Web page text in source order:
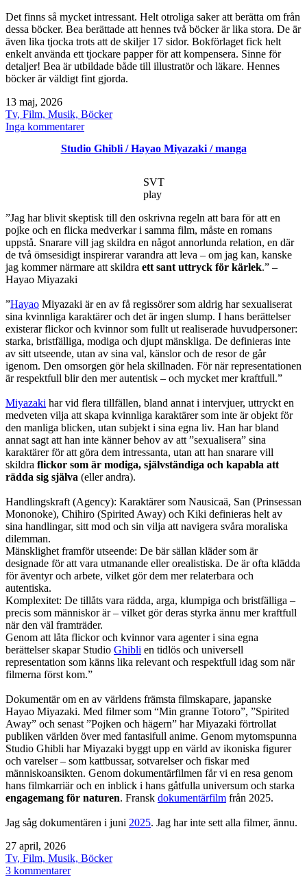
Det finns så mycket intressant. Helt otroliga saker att berätta om från
dessa böcker. Bea berättade att hennes två böcker är lika stora. De är
även lika tjocka trots att de skiljer 17 sidor. Bokförlaget fick helt
enkelt använda ett tjockare papper för att kompensera. Sinne för
detaljer! Bea är utbildade både till illustratör och läkare. Hennes
böcker är väldigt fint gjorda.
Publicerat
den
13 maj, 2026
Kategoriserat
som
Tv, Film, Musik, Böcker
Inga kommentarertill
och
Studio Ghibli / Hayao Miyazaki / manga
SVT
play
”Jag har blivit skeptisk till den oskrivna regeln att bara för att en
pojke och en flicka medverkar i samma film, måste en romans
uppstå. Snarare vill jag skildra en något annorlunda relation, en där
de två ömsesidigt inspirerar varandra att leva – om jag kan, kanske
jag kommer närmare att skildra ett sant uttryck för kärlek.” –
Hayao Miyazaki
”Hayao Miyazaki är en av få regissörer som aldrig har sexualiserat
sina kvinnliga karaktärer och det är ingen slump. I hans berättelser
existerar flickor och kvinnor som fullt ut realiserade huvudpersoner:
starka, bristfälliga, modiga och djupt mänskliga. De definieras inte
av sitt utseende, utan av sina val, känslor och de resor de går
igenom. Den omsorgen gör hela skillnaden. För när representationen
är respektfull blir den mer autentisk – och mycket mer kraftfull.”
Miyazaki har vid flera tillfällen, bland annat i intervjuer, uttryckt en
medveten vilja att skapa kvinnliga karaktärer som inte är objekt för
den manliga blicken, utan subjekt i sina egna liv. Han har bland
annat sagt att han inte känner behov av att ”sexualisera” sina
karaktärer för att göra dem intressanta, utan att han snarare vill
skildra flickor som är modiga, självständiga och kapabla att
rädda sig själva (eller andra).
Handlingskraft (Agency): Karaktärer som Nausicaä, San (Prinsessan
Mononoke), Chihiro (Spirited Away) och Kiki definieras helt av
sina handlingar, sitt mod och sin vilja att navigera svåra moraliska
dilemman.
Mänsklighet framför utseende: De bär sällan kläder som är
designade för att vara utmanande eller orealistiska. De är ofta klädda
för äventyr och arbete, vilket gör dem mer relaterbara och
autentiska.
Komplexitet: De tillåts vara rädda, arga, klumpiga och bristfälliga –
precis som människor är – vilket gör deras styrka ännu mer kraftfull
när den väl framträder.
Genom att låta flickor och kvinnor vara agenter i sina egna
berättelser skapar Studio Ghibli en tidlös och universell
representation som känns lika relevant och respektfull idag som när
filmerna först kom.”
Dokumentär om en av världens främsta filmskapare, japanske
Hayao Miyazaki. Med filmer som “Min granne Totoro”, ”Spirited
Away” och senast ”Pojken och hägern” har Miyazaki förtrollat
publiken världen över med fantasifull anime. Genom mytomspunna
Studio Ghibli har Miyazaki byggt upp en värld av ikoniska figurer
och varelser – som kattbussar, sotvarelser och fiskar med
människoansikten. Genom dokumentärfilmen får vi en resa genom
hans filmkarriär och en inblick i hans gåtfulla universum och starka
engagemang för naturen. Fransk dokumentärfilm från 2025.
Jag såg dokumentären i juni 2025. Jag har inte sett alla filmer, ännu.
Publicerat
den
27 april, 2026
Kategoriserat
som
Tv, Film, Musik, Böcker
3 kommentarertill